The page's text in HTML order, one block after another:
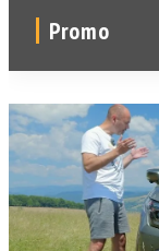
Promo